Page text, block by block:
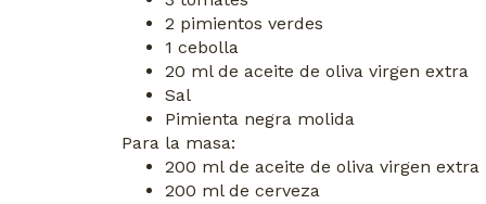
2 pimientos verdes
1 cebolla
20 ml de aceite de oliva virgen extra
Sal
Pimienta negra molida
Para la masa:
200 ml de aceite de oliva virgen extra
200 ml de cerveza